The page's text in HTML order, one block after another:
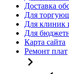
Доставка
Для
Для клиник
Для
Карта сайта
Ремонт плат